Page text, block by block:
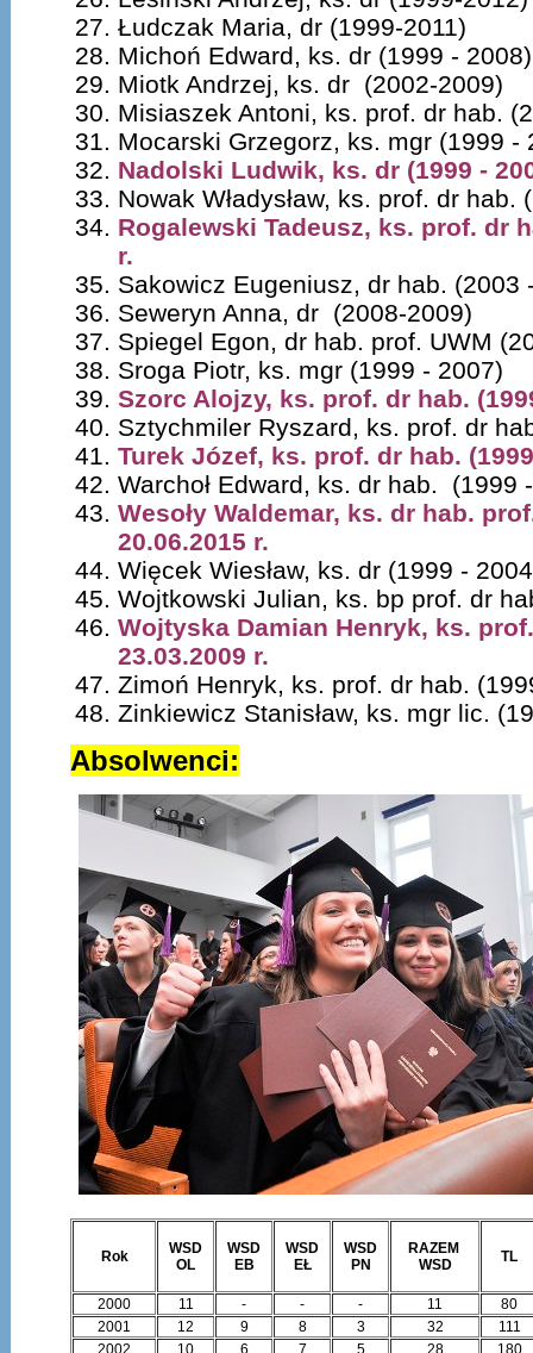
Łudczak Maria, dr (1999-2011)
Michoń Edward, ks. dr (1999 - 2008)
Miotk Andrzej, ks. dr (2002-2009)
Misiaszek Antoni, ks. prof. dr hab.
Mocarski Grzegorz, ks. mgr (1999 -
Nadolski Ludwik, ks. dr (1999 -
Nowak Władysław, ks. prof. dr hab.
Rogalewski Tadeusz, ks. prof. dr
r.
Sakowicz Eugeniusz, dr hab. (2003
Seweryn Anna, dr (2008-2009)
Spiegel Egon, dr hab. prof. UWM
Sroga Piotr, ks. mgr (1999 - 2007)
Szorc Alojzy, ks. prof. dr hab.
Sztychmiler Ryszard, ks. prof. dr
Turek Józef, ks. prof. dr hab.
Warchoł Edward, ks. dr hab. (1999
Wesoły Waldemar, ks. dr hab.
20.06.2015 r.
Więcek Wiesław, ks. dr (1999 -
Wojtkowski Julian, ks. bp prof. dr
Wojtyska Damian Henryk, ks.
23.03.2009 r.
Zimoń Henryk, ks. prof. dr hab.
Zinkiewicz Stanisław, ks. mgr lic.
Absolwenci:
Rok
WSD
OL
WSD
EB
WSD
EŁ
WSD
PN
RAZEM
WSD
TL
2000 11 - - - 11
80
2001
12 9 8 3 32
111
2002
10 6 7 5 28
180